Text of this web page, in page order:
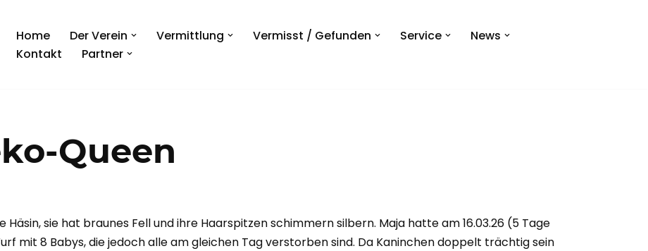
Home Der Verein Vermittlung Vermisst / Gefunden Service
News
Kontakt
Partner
Queen
sie hat braunes Fell und ihre Haarspitzen schimmern silbern. Maja hatte am 16.03.26 (5 Tage
mit 8 Babys, die jedoch alle am gleichen Tag verstorben sind. Da Kaninchen doppelt trächtig sein